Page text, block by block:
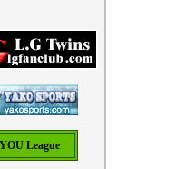
YOU League